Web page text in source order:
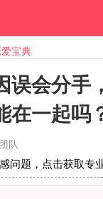
宝典
误会分手
在一起吗
队
问题，点击获取专